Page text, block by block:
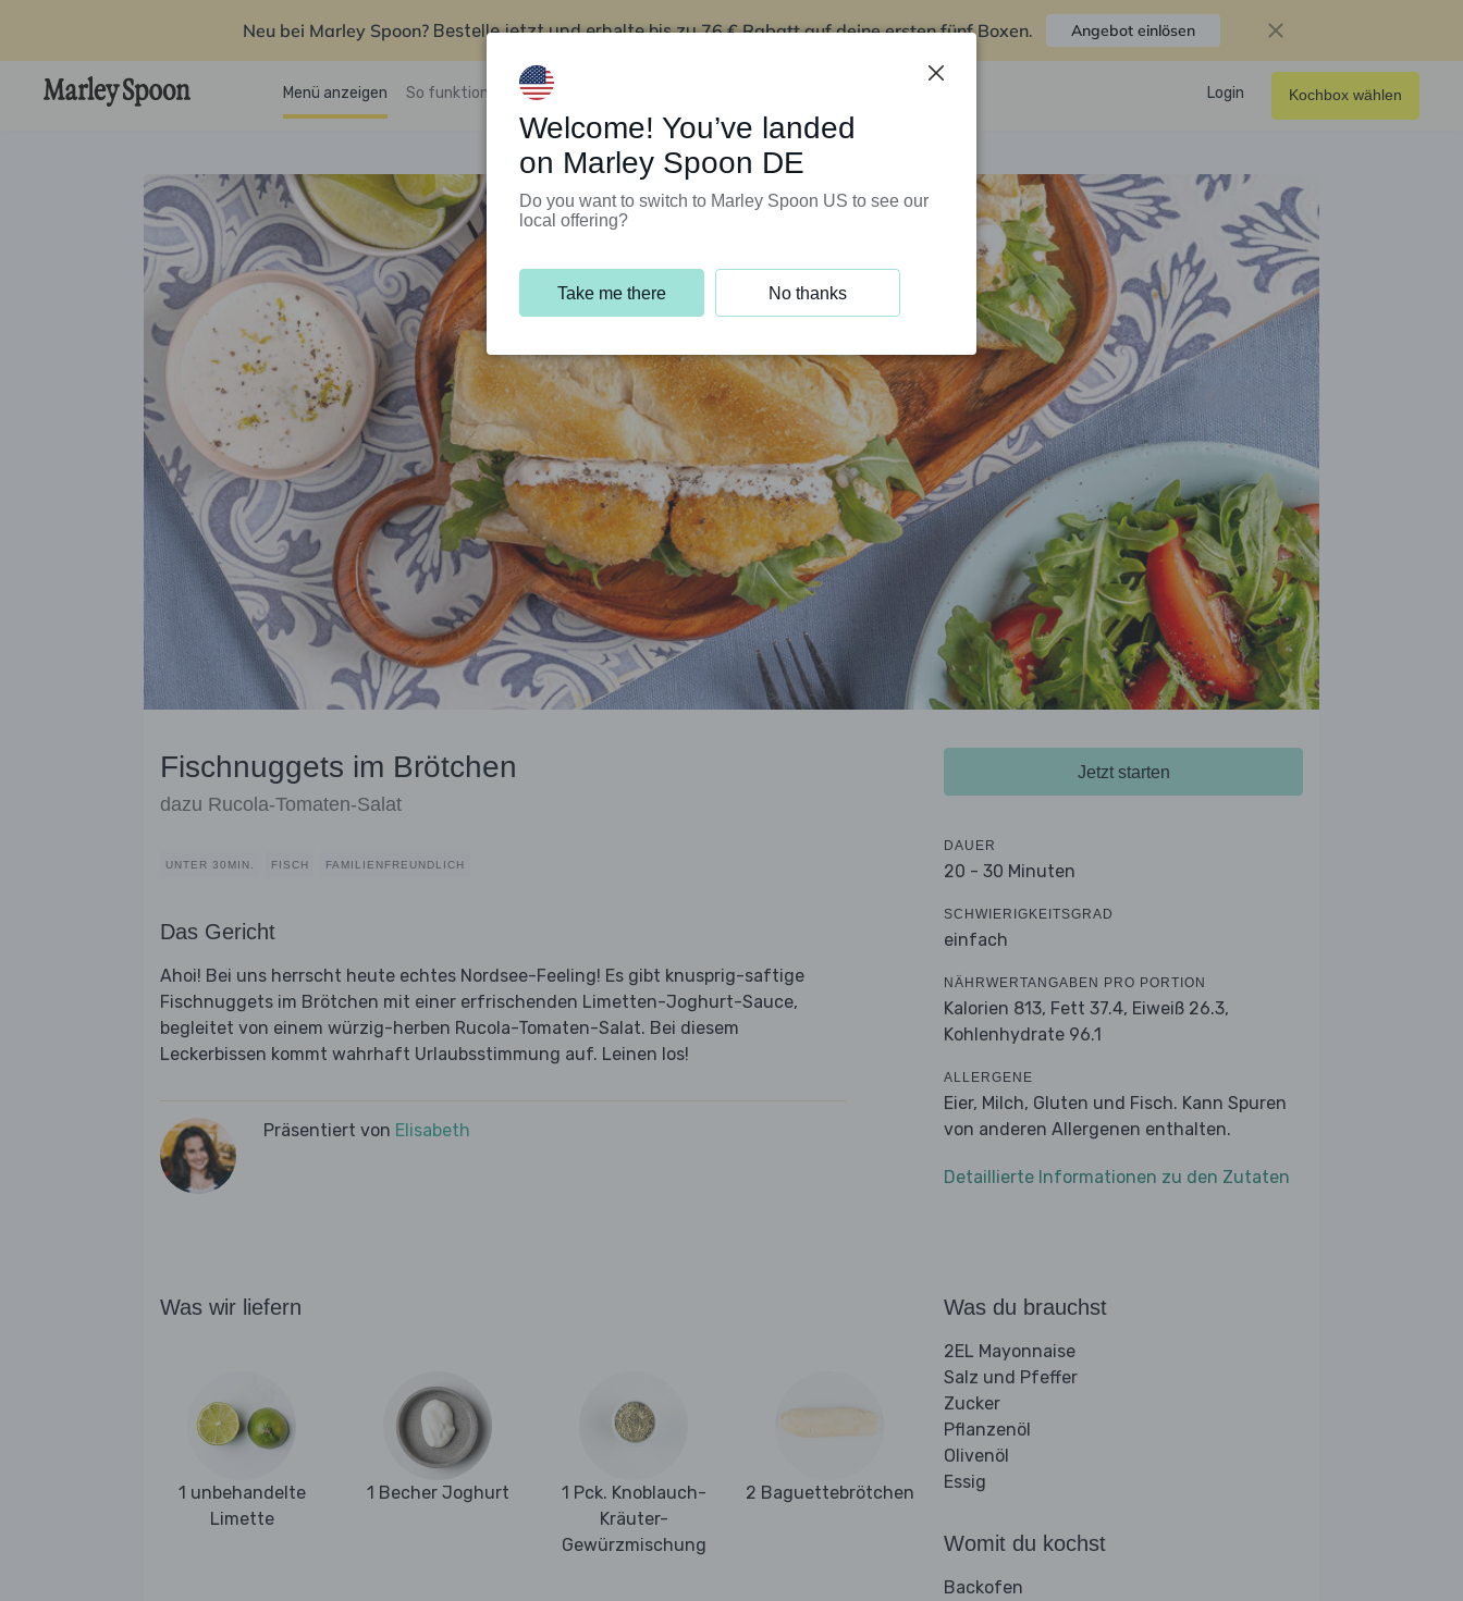
Neu bei Marley Spoon? Bestelle jetzt und erhalte bis zu76 € Rabatt auf deine ersten fünf Boxen. Angebot einlösen
Menü anzeigen So funktioniert’s Kundenservice Login Kochbox wählen
Fischnuggets im Brötchen
dazu Rucola-Tomaten-Salat
UNTER 30MIN. FISCH FAMILIENFREUNDLICH
Das Gericht
Ahoi! Bei uns herrscht heute echtes Nordsee-Feeling! Es gibt knusprig-saftige
Fischnuggets im Brötchen mit einer erfrischenden Limetten-Joghurt-Sauce,
begleitet von einem würzig-herben Rucola-Tomaten-Salat. Bei diesem
Leckerbissen kommt wahrhaft Urlaubsstimmung auf. Leinen los!
Präsentiert von Elisabeth
Jetzt starten
DAUER
20 - 30 Minuten
SCHWIERIGKEITSGRAD
einfach
NÄHRWERTANGABEN PRO PORTION
Kalorien 813, Fett 37.4, Eiweiß 26.3,
Kohlenhydrate 96.1
ALLERGENE
Eier, Milch, Gluten und Fisch. Kann Spuren
von anderen Allergenen enthalten.
Detaillierte Informationen zu den Zutaten
Was wir liefern
1 unbehandelte
Limette
1 Becher Joghurt
1 Pck. Knoblauch-
Kräuter-
Gewürzmischung
2 Baguettebrötchen
Was du brauchst
2EL Mayonnaise
Salz und Pfeffer
Zucker
Pflanzenöl
Olivenöl
Essig
Womit du kochst
Backofen
Welcome! You’ve landed
on Marley Spoon DE
Do you want to switch to Marley Spoon US to see our
local offering?
Take me there No thanks